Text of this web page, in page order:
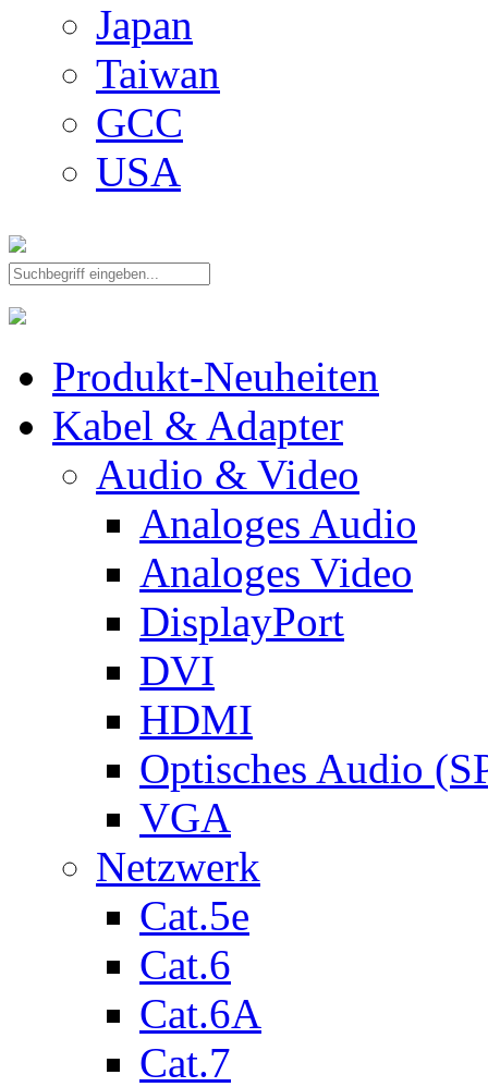
Japan
Taiwan
GCC
USA
Produkt-Neuheiten
Kabel & Adapter
Audio & Video
Analoges Audio
Analoges Video
DisplayPort
DVI
HDMI
Optisches Audio
VGA
Netzwerk
Cat.5e
Cat.6
Cat.6A
Cat.7